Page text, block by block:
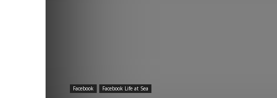
Facebook Facebook Life at Sea